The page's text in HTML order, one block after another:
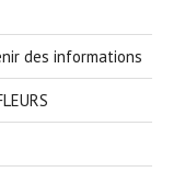
des informations